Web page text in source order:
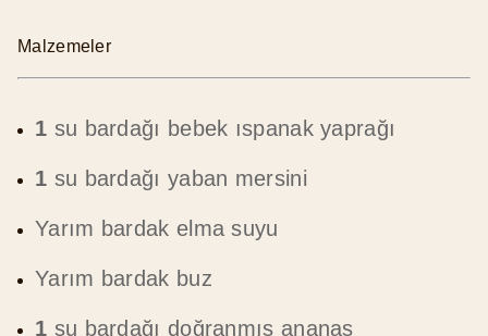
Malzemeler
1 su bardağı bebek ıspanak yaprağı
1 su bardağı yaban mersini
Yarım bardak elma suyu
Yarım bardak buz
1 su bardağı doğranmış ananas